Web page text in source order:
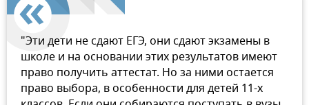
"Эти дети не сдают ЕГЭ, они сдают экзамены в
школе и на основании этих результатов имеют
право получить аттестат. Но за ними остается
право выбора, в особенности для детей 11-х